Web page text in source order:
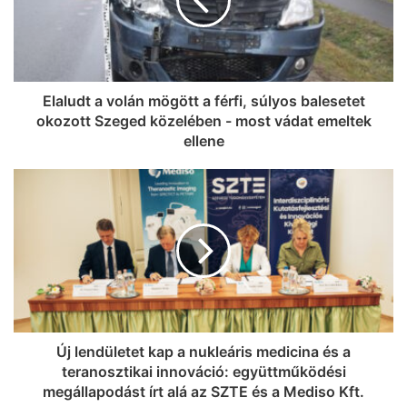
Elaludt a volán mögött a férfi, súlyos balesetet
okozott Szeged közelében - most vádat emeltek
ellene
Új lendületet kap a nukleáris medicina és a
teranosztikai innováció: együttműködési
megállapodást írt alá az SZTE és a Mediso Kft.